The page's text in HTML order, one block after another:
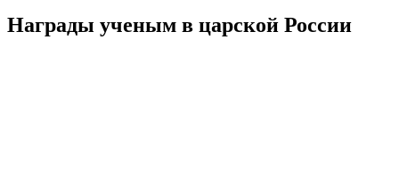
Награды ученым в царской России